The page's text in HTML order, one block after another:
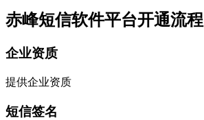
赤峰短信软件平台开通流程
企业资质
提供企业资质
短信签名